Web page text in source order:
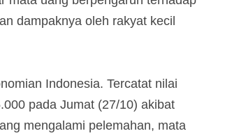
dampaknya oleh rakyat kecil
Indonesia. Tercatat nilai
pada Jumat (27/10) akibat
mengalami pelemahan, mata